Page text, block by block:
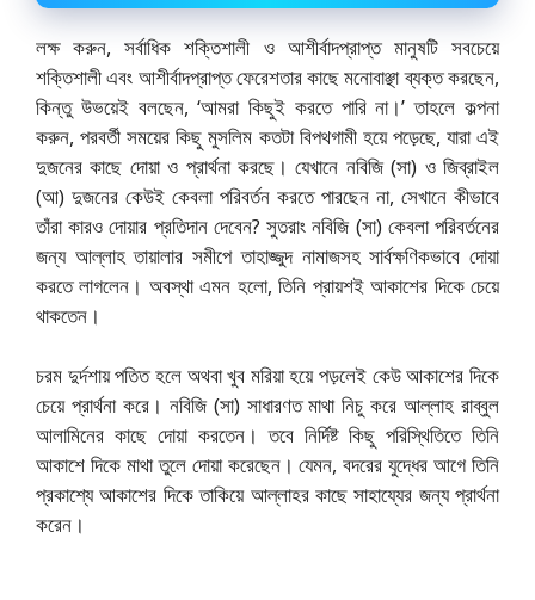
লক্ষ করুন, সর্বাধিক শক্তিশালী ও আশীর্বাদপ্রাপ্ত মানুষটি সবচেয়ে
শক্তিশালী এবং আশীর্বাদপ্রাপ্ত ফেরেশতার কাছে মনোবাঞ্ছা ব্যক্ত করছেন,
কিন্তু উভয়েই বলছেন, ‘আমরা কিছুই করতে পারি না।’ তাহলে কল্পনা
করুন, পরবর্তী সময়ের কিছু মুসলিম কতটা বিপথগামী হয়ে পড়েছে, যারা এই
দুজনের কাছে দোয়া ও প্রার্থনা করছে। যেখানে নবিজি (সা) ও জিব্রাইল
(আ) দুজনের কেউই কেবলা পরিবর্তন করতে পারছেন না, সেখানে কীভাবে
তাঁরা কারও দোয়ার প্রতিদান দেবেন?সুতরাং নবিজি (সা) কেবলা পরিবর্তনের
জন্য আল্লাহ তায়ালার সমীপে তাহাজ্জুদ নামাজসহ সার্বক্ষণিকভাবে দোয়া
করতে লাগলেন। অবস্থা এমন হলো, তিনি প্রায়শই আকাশের দিকে চেয়ে
থাকতেন।
চরম দুর্দশায় পতিত হলে অথবা খুব মরিয়া হয়ে পড়লেই কেউ আকাশের দিকে
চেয়ে প্রার্থনা করে। নবিজি (সা) সাধারণত মাথা নিচু করে আল্লাহ রাব্বুল
আলামিনের কাছে দোয়া করতেন। তবে নির্দিষ্ট কিছু পরিস্থিতিতে তিনি
আকাশে দিকে মাথা তুলে দোয়া করেছেন। যেমন, বদরের যুদ্ধের আগে তিনি
প্রকাশ্যে আকাশের দিকে তাকিয়ে আল্লাহর কাছে সাহায্যের জন্য প্রার্থনা
করেন।